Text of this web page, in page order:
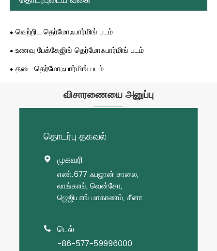
வெற்றிட தெர்மோஃபார்மிங் படம்
உணவு பேக்கேஜிங் தெர்மோஃபார்மிங் படம்
தடை தெர்மோஃபார்மிங் படம்
விசாரணையை அனுப்பு
தொடர்பு தகவல்
 முகவரி
எண்.677 ஃபஜான் சாலை,
லாங்காங், வென்சோ,
ஜெஜியாங் மாகாணம், சீனா
 டெல்
-86-577-59996000